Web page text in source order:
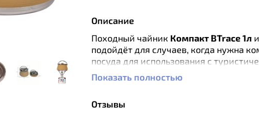
Описание
Походный чайник Компакт BTrace 1л
подойдёт для случаев, когда нужна
посуда для использования с
или горелкой.
Складной, компактный, легкий из
Показать полностью
Отзывы